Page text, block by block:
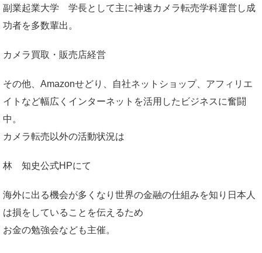
副業起業大学 学長として主に神速カメラ転売学科運営し成
功者を多数輩出。
カメラ買取・販売店経営
その他、Amazonせどり、自社ネットショップ、アフィリエ
イトなど幅広くインターネットを活用したビジネスに奮闘
中。
カメラ転売以外の活動状況は
林 知史公式HPにて
海外に出る機会が多くなり世界の金融の仕組みを知り日本人
は損をしていることを伝えるため
お金の勉強会なども主催。